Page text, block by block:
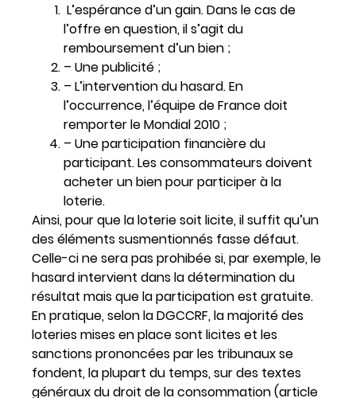
L’espérance d’un gain. Dans le cas de
l’offre en question, il s’agit du
remboursement d’un bien ;
– Une publicité ;
– L’intervention du hasard. En
l’occurrence, l’équipe de France doit
remporter le Mondial 2010 ;
– Une participation financière du
participant. Les consommateurs doivent
acheter un bien pour participer à la
loterie.
Ainsi, pour que la loterie soit licite, il suffit qu’un
des éléments susmentionnés fasse défaut.
Celle-ci ne sera pas prohibée si, par exemple, le
hasard intervient dans la détermination du
résultat mais que la participation est gratuite.
En pratique, selon la DGCCRF, la majorité des
loteries mises en place sont licites et les
sanctions prononcées par les tribunaux se
fondent, la plupart du temps, sur des textes
généraux du droit de la consommation (article